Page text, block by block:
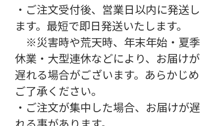
・ご注文受付後、営業日以内に発送し
ます。最短で即日発送いたします。
※災害時や荒天時、年末年始・夏季
休業・大型連休などにより、お届けが
遅れる場合がございます。あらかじめ
ご了承ください。
・ご注文が集中した場合、お届けが遅